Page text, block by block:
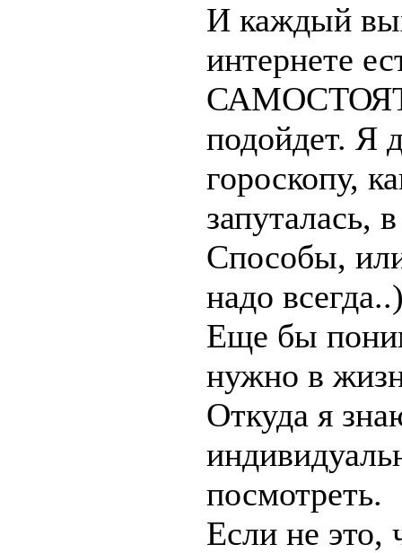
И каждый
интернете
подойдет. Я
гороскопу,
запуталась,
Способы,
надо
Еще бы
нужно в
Откуда я
посмотреть.
Если не это,